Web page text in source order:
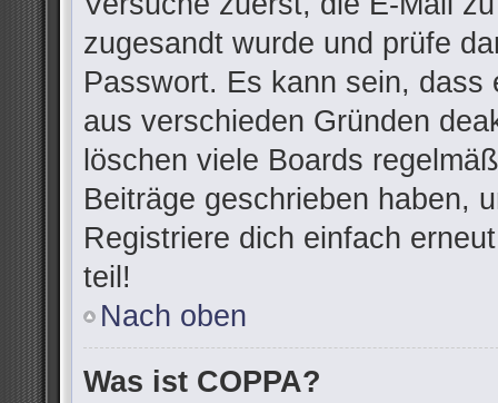
zugesandt wurde und prüfe
Passwort. Es kann sein, dass
aus verschieden Gründen
löschen viele Boards
Beiträge geschrieben haben,
Registriere dich einfach
teil!
Nach oben
Was ist COPPA?